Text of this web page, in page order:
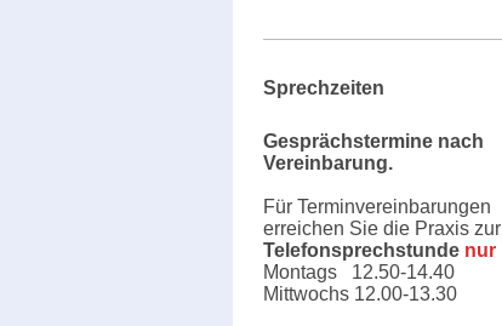
Sprechzeiten
Gesprächstermine nach
Vereinbarung.
Für Terminvereinbarungen
erreichen Sie die Praxis zur
Telefonsprechstunde nur
Montags 12.50-14.40
Mittwochs 12.00-13.30